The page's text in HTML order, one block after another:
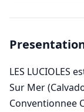
LES LUCIOLES
Sur Mer
Conventionnee